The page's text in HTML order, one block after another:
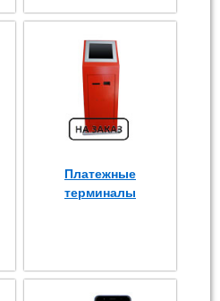
Платежные
терминалы